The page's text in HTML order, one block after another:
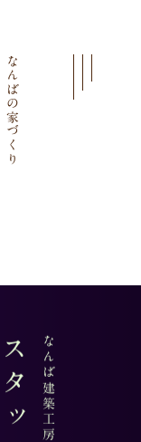
なんばの家づくり
なんば建築工房